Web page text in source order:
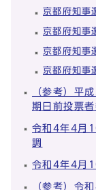
京都府知事
京都府知事
京都府知事
京都府知事
（参考）平
期日前投票
令和4年4月
調
令和4年4月
（参考）令